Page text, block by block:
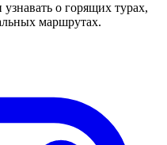
о горящих турах,
маршрутах.